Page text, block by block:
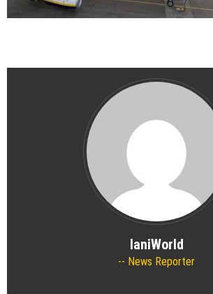
Aeroflot traslada sus vuelos internacionales a la
IaniWorld
News Reporter